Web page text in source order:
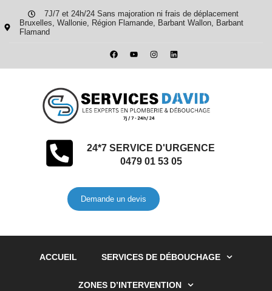
7J/7 et 24h/24 Sans majoration ni frais de déplacement
Bruxelles, Wallonie, Région Flamande, Barbant Wallon, Barbant
Flamand
24*7 SERVICE D'URGENCE
0479 01 53 05
Demande un devis
ACCUEIL SERVICES DE DÉBOUCHAGE
ZONES D’INTERVENTION